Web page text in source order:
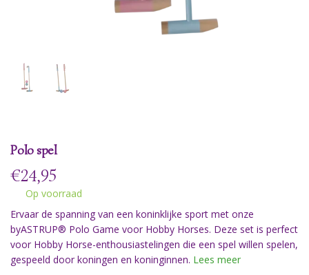
Polo spel
€24,95
Op voorraad
Ervaar de spanning van een koninklijke sport met onze
byASTRUP® Polo Game voor Hobby Horses. Deze set is perfect
voor Hobby Horse-enthousiastelingen die een spel willen spelen,
gespeeld door koningen en koninginnen. Lees meer